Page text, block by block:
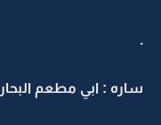
.
ساره : ابي مطعم البحار